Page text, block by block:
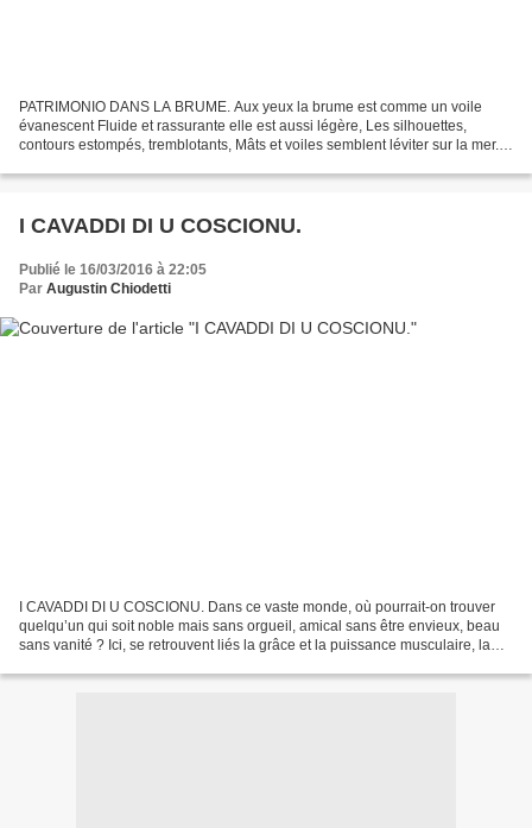
PATRIMONIO DANS LA BRUME. Aux yeux la brume est comme un voile
évanescent Fluide et rassurante elle est aussi légère, Les silhouettes,
contours estompés, tremblotants, Mâts et voiles semblent léviter sur la mer.
I CAVADDI DI U COSCIONU.
Publié le 16/03/2016 à 22:05
Par Augustin Chiodetti
I CAVADDI DI U COSCIONU. Dans ce vaste monde, où pourrait-on trouver
quelqu’un qui soit noble mais sans orgueil, amical sans être envieux, beau
sans vanité ? Ici, se retrouvent liés la grâce et la puissance musculaire, la